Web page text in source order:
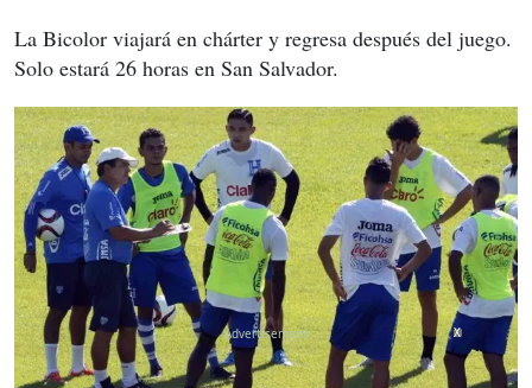
La Bicolor viajará en chárter y regresa después del juego.
Solo estará 26 horas en San Salvador.
X